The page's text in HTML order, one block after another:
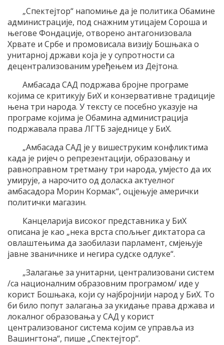
„Спектејтор“ напомиње да је политика Обамине
администрације, под снажним утицајем Сороша и
његове Фондације, отворено антагонизовала
Хрвате и Србе и промовисала визију Бошњака о
унитарној држави која је у супротности са
децентрализованим уређењем из Дејтона.
Амбасада САД подржава бројне програме
којима се критикују БиХ и конзервативне традиције
њена три народа. У тексту се посебно указује на
програме којима је Обамина администрација
подржавала права ЛГТБ заједнице у БиХ.
„Амбасада САД је у вишеструким конфликтима
када је ријеч о репрезентацији, образовању и
равноправном третману три народа, умјесто да их
умирује, а нарочито од доласка актуелног
амбасадора Морин Кормак“, оцјењује амерички
политички магазин.
Канцеларија високог представника у БиХ
описана је као „нека врста спољњег диктатора са
овлаштењима да заобилази парламент, смјењује
јавне званичнике и негира судске одлуке“.
„Залагање за унитарни, централизовани систем
/са националним образовним програмом/ иде у
корист Бошњака, који су најбројнији народ у БиХ. То
би било попут залагања за укидање права држава и
локалног образовања у САД у корист
централизованог система којим се управља из
Вашингтона“, пише „Спектејтор“.